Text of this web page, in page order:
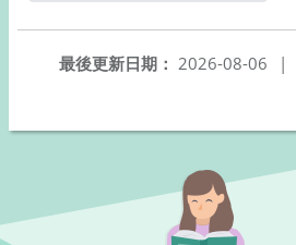
最後更新日期： 2026-08-06
|